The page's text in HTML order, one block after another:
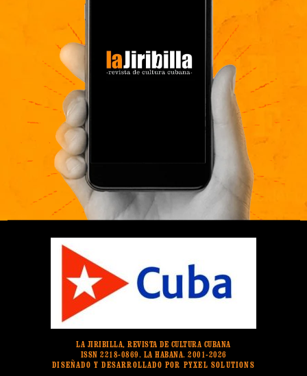
LA JIRIBILLA, REVISTA DE CULTURA CUBANA
ISSN 2218-0869. LA HABANA. 2001-2026
DISEÑADO Y DESARROLLADO POR PYXEL SOLUTIONS